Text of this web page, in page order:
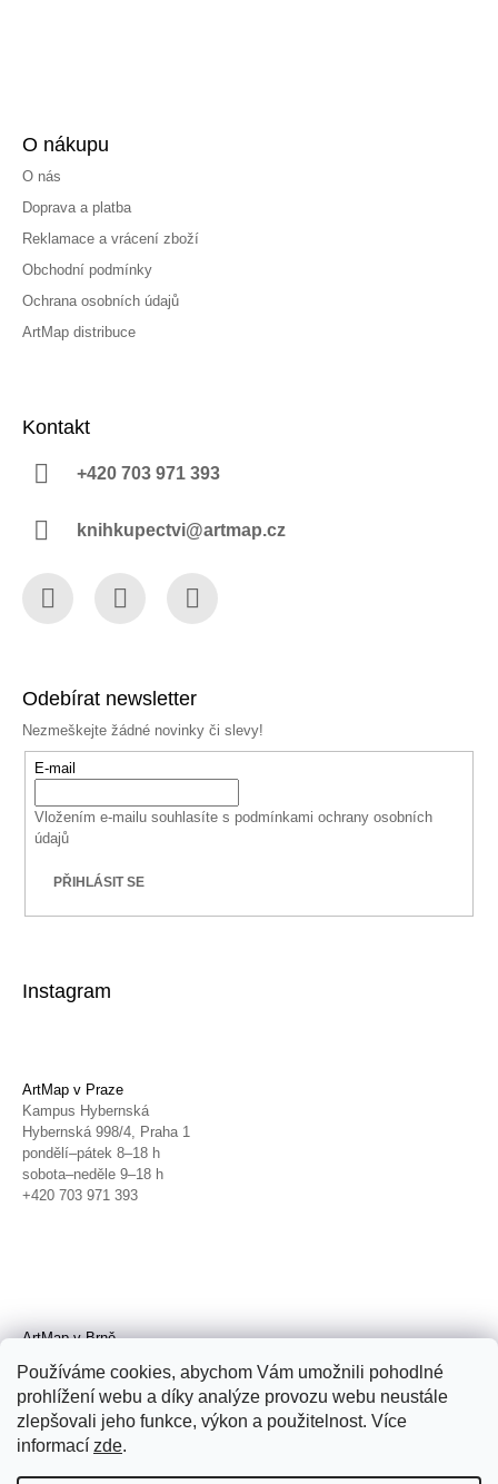
Používáme cookies, abychom Vám umožnili pohodlné
prohlížení webu a díky analýze provozu webu neustále
zlepšovali jeho funkce, výkon a použitelnost. Více
informací zde.
O nákupu
O nás
Doprava a platba
Reklamace a vrácení zboží
Obchodní podmínky
Ochrana osobních údajů
ArtMap distribuce
Kontakt
+420 703 971 393
knihkupectvi@artmap.cz
Odebírat newsletter
Nezmeškejte žádné novinky či slevy!
E-mail
Vložením e-mailu souhlasíte s podmínkami ochrany osobních
údajů
PŘIHLÁSIT SE
Instagram
ArtMap v Praze
Kampus Hybernská
Hybernská 998/4, Praha 1
pondělí–pátek 8–18 h
sobota–neděle 9–18 h
+420 703 971 393
ArtMap v Brně
Radnická 4, Brno
úterý–pátek 11–19 h
sobota 14–19 h
+420 702 152 298